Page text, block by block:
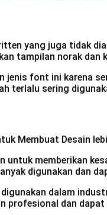
yang juga tidak
tampilan norak
jenis font ini karena
terlalu sering
untuk memberikan
digunakan dan
dalam
profesional dan